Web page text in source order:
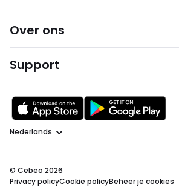
Over ons
Support
Taal
© Cebeo 2026
Privacy policyCookie policyBeheer je cookies